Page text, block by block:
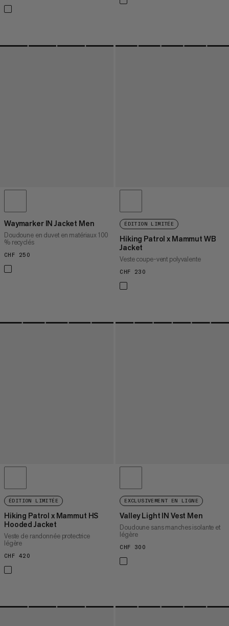
Waymarker IN Jacket Men
Doudoune en duvet en matériaux 100
% recyclés
CHF 250
ÉDITION LIMITÉE
Hiking Patrol x Mammut WB
Jacket
Veste coupe-vent polyvalente
CHF 230
ÉDITION LIMITÉE
Hiking Patrol x Mammut HS
Hooded Jacket
Veste de randonnée protectrice
légère
CHF 420
EXCLUSIVEMENT EN LIGNE
Valley Light IN Vest Men
Doudoune sans manches isolante et
légère
CHF 300